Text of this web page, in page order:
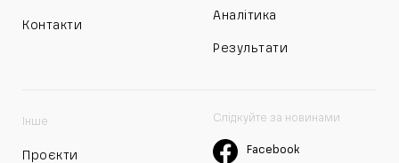
Контакти
Аналітика
Результати
Інше
Проєкти
Слідкуйте за новинами
Facebook